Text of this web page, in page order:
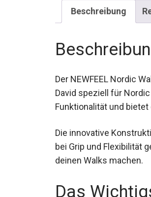
Beschreibung
Der NEWFEEL Nordic
David speziell für
Funktionalität und
Die innovative
Verbesserungen bei
unverzichtbaren
Das